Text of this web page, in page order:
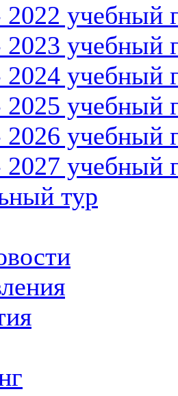
2022 учебный
2023 учебный
2024 учебный
2025 учебный
2026 учебный
2027 учебный
тур